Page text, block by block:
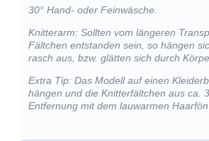
30° Hand- oder Feinwäsche.
Knitterarm: Sollten vom längeren
Fältchen entstanden sein, so hängen
rasch aus, bzw. glätten sich durch
Extra Tip: Das Modell auf einen
hängen und die Knitterfältchen aus ca.
Entfernung mit dem lauwarmen Haarfön